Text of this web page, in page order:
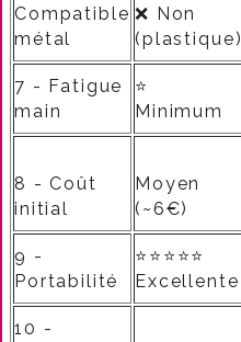
Compatible
métal
❌ Non
(plastique)
7 - Fatigue
main
⭐
Minimum
8 - Coût
initial
Moyen
(~6€)
9 -
Portabilité
⭐⭐⭐⭐⭐
Excellente
10 -